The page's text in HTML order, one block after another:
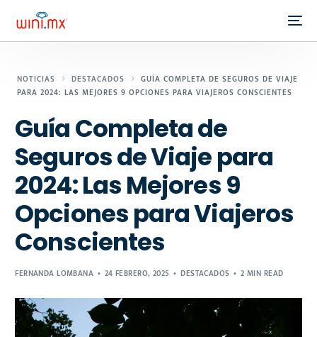
NOTICIAS DESTACADOS
GUÍA COMPLETA DE SEGUROS DE VIAJE
PARA 2024: LAS MEJORES 9 OPCIONES PARA VIAJEROS CONSCIENTES
Guía Completa de
Seguros de Viaje para
2024: Las Mejores 9
Opciones para Viajeros
Conscientes
FERNANDA LOMBANA 24 FEBRERO, 2025 DESTACADOS 2 MIN READ